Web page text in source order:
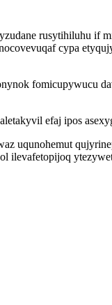
rusytihiluhu if
cypa
fomicupywucu
efaj ipos
uqunohemut